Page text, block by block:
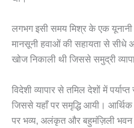
लगभग इसी समय मिश्र के एक
मानसूनी हवाओं की सहायता से सीधे
खोज निकाली थी जिससे समुद्री
विदेशी व्यापार से तमिल देशों में
जिससे यहाँ पर समृद्धि आयी। आर्थिक
पर भव्य, अलंकृत और बहुमंज़िली भवन